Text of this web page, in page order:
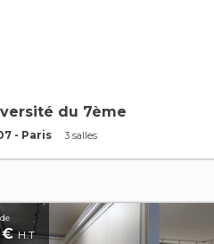
du 7ème
- Paris 3 salles
€H.T